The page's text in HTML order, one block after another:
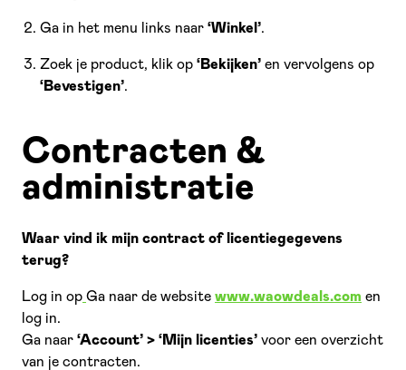
Ga in het menu links naar ‘Winkel’.
Zoek je product, klik op ‘Bekijken’ en vervolgens op
‘Bevestigen’.
Contracten &
administratie
Waar vind ik mijn contract of licentiegegevens
terug?
Log in op Ga naar de website www.waowdeals.com en
log in.
Ga naar ‘Account’ > ‘Mijn licenties’ voor een overzicht
van je contracten.